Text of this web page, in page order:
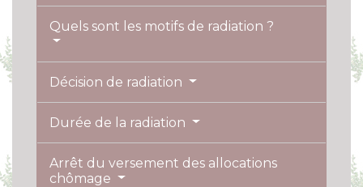
Quels sont les motifs de radiation ?
Décision de radiation
Durée de la radiation
Arrêt du versement des allocations
chômage